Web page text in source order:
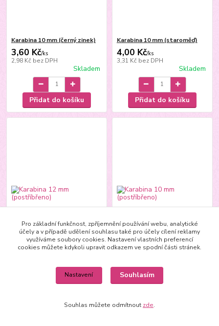
Karabina 10 mm (černý zinek)
3,60 Kč/ks
2,98 Kč bez DPH
Skladem
Přidat do košíku
Karabina 10 mm (staroměď)
4,00 Kč/ks
3,31 Kč bez DPH
Skladem
Přidat do košíku
Karabina 12 mm (postříbřeno)
Skladem
Karabina 10 mm (postříbřeno)
5,00 Kč/ks
Pro základní funkčnost, zpříjemnění používání webu, analytické
účely a v případě udělení souhlasu také pro účely cílení reklamy
využíváme soubory cookies. Nastavení vlastních preferencí
cookies můžete kdykoli upravit odkazem ve spodní části stránek.
Nastavení Souhlasím
Souhlas můžete odmítnout zde.